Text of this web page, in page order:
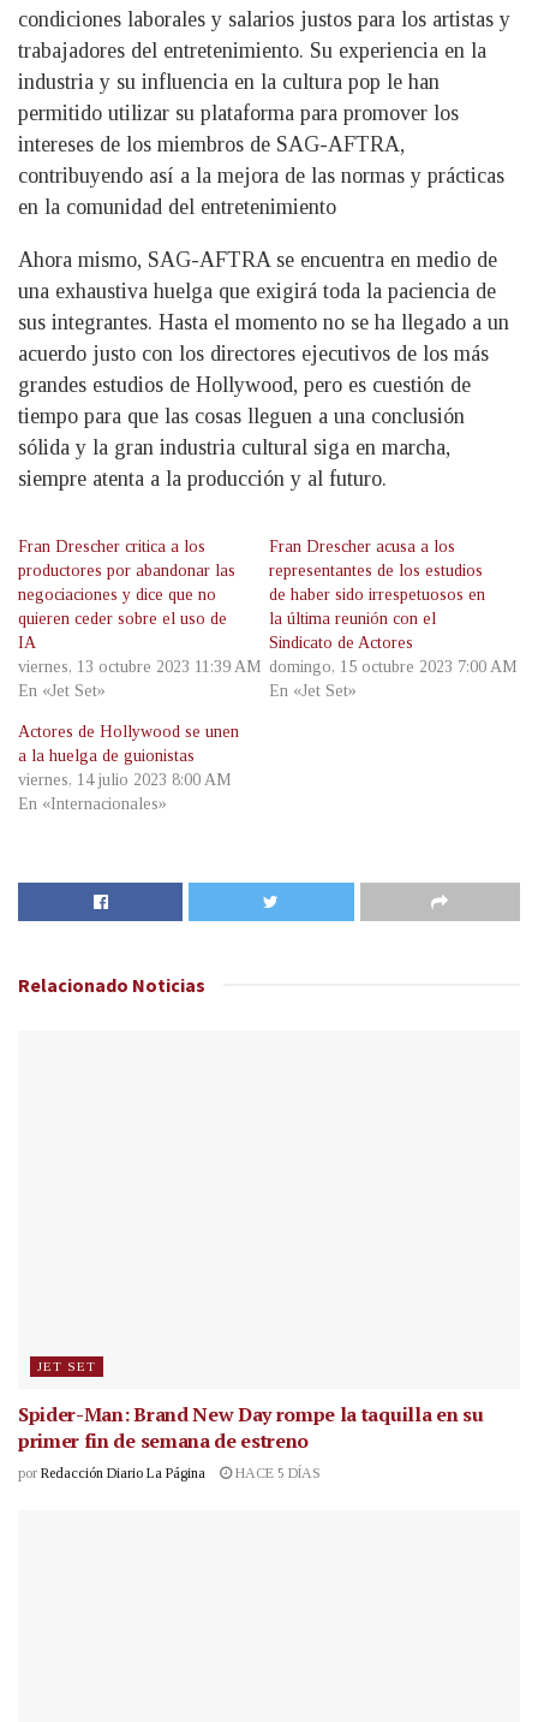
condiciones laborales y salarios justos para los artistas y
trabajadores del entretenimiento. Su experiencia en la
industria y su influencia en la cultura pop le han
permitido utilizar su plataforma para promover los
intereses de los miembros de SAG-AFTRA,
contribuyendo así a la mejora de las normas y prácticas
en la comunidad del entretenimiento
Ahora mismo, SAG-AFTRA se encuentra en medio de
una exhaustiva huelga que exigirá toda la paciencia de
sus integrantes. Hasta el momento no se ha llegado a un
acuerdo justo con los directores ejecutivos de los más
grandes estudios de Hollywood, pero es cuestión de
tiempo para que las cosas lleguen a una conclusión
sólida y la gran industria cultural siga en marcha,
siempre atenta a la producción y al futuro.
Fran Drescher critica a los
productores por abandonar las
negociaciones y dice que no
quieren ceder sobre el uso de
IA
viernes, 13 octubre 2023 11:39 AM
En «Jet Set»
Fran Drescher acusa a los
representantes de los estudios
de haber sido irrespetuosos en
la última reunión con el
Sindicato de Actores
domingo, 15 octubre 2023 7:00 AM
En «Jet Set»
Actores de Hollywood se unen
a la huelga de guionistas
viernes, 14 julio 2023 8:00 AM
En «Internacionales»
Relacionado Noticias
JET SET
Spider-Man: Brand New Day rompe la taquilla en su
primer fin de semana de estreno
por Redacción Diario La Página HACE 5 DÍAS